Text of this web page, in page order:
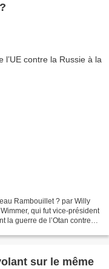
Rambouillet ? par Willy
qui fut vice-président
la guerre de l’Otan contre la
sur le même